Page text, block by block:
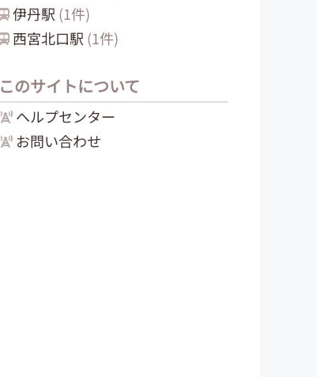
伊丹駅 (1件)
西宮北口駅 (1件)
このサイトについて
ヘルプセンター
お問い合わせ